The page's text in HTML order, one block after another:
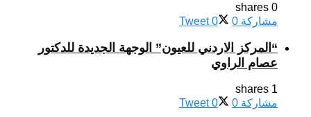
0 shares
مشاركة 0
Tweet 0
“المركز الاردني للعيون” الوجهة الجديدة للدكتور
عصام الراوي
1 shares
مشاركة 0
Tweet 0